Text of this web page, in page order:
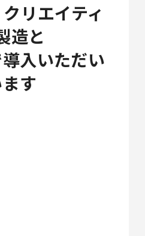
リエイティ
造と
入いただい
す